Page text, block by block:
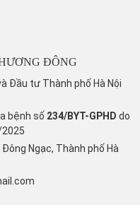
ĐÔNG
Đầu tư Thành phố Hà Nội
bệnh số 234/BYT-GPHD do
Ngạc, Thành phố Hà